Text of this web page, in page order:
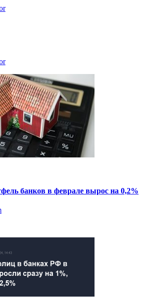
банков в феврале вырос на 0,2%